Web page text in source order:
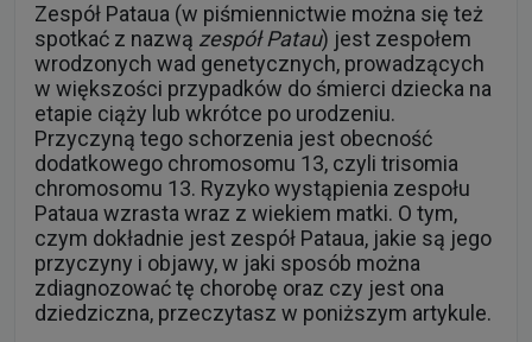
Zespół Pataua (w piśmiennictwie można się też
spotkać z nazwą zespół Patau) jest zespołem
wrodzonych wad genetycznych, prowadzących
w większości przypadków do śmierci dziecka na
etapie ciąży lub wkrótce po urodzeniu.
Przyczyną tego schorzenia jest obecność
dodatkowego chromosomu 13, czyli trisomia
chromosomu 13. Ryzyko wystąpienia zespołu
Pataua wzrasta wraz z wiekiem matki. O tym,
czym dokładnie jest zespół Pataua, jakie są jego
przyczyny i objawy, w jaki sposób można
zdiagnozować tę chorobę oraz czy jest ona
dziedziczna, przeczytasz w poniższym artykule.